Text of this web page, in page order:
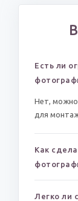
Есть ли
Нет, можно
для
Как
Легко ли